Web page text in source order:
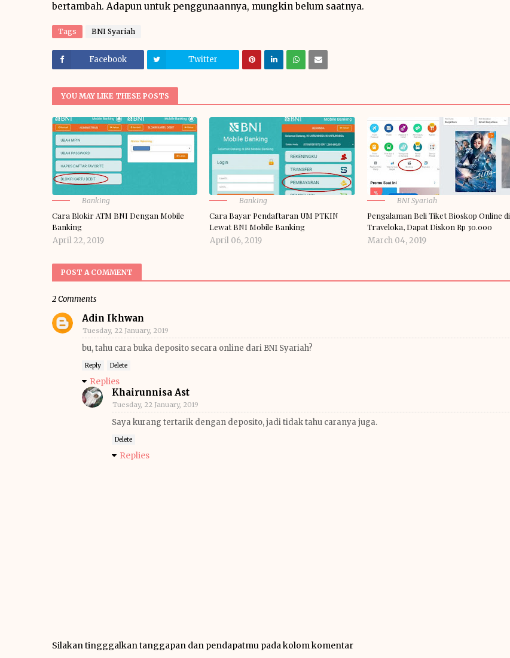
bertambah. Adapun untuk penggunaannya, mungkin belum saatnya.
Tags BNI Syariah
Facebook Twitter
YOU MAY LIKE THESE POSTS
Banking
Cara Blokir ATM BNI Dengan Mobile
Banking
April 22, 2019
Banking
Cara Bayar Pendaftaran UM PTKIN
Lewat BNI Mobile Banking
April 06, 2019
BNI Syariah
Pengalaman Beli Tiket Bioskop Online di
Traveloka, Dapat Diskon Rp 30.000
March 04, 2019
POST A COMMENT
2 Comments
Adin Ikhwan
Tuesday, 22 January, 2019
bu, tahu cara buka deposito secara online dari BNI Syariah?
Reply Delete
Replies
Khairunnisa Ast
Tuesday, 22 January, 2019
Saya kurang tertarik dengan deposito, jadi tidak tahu caranya juga.
Delete
Replies
Silakan tingggalkan tanggapan dan pendapatmu pada kolom komentar